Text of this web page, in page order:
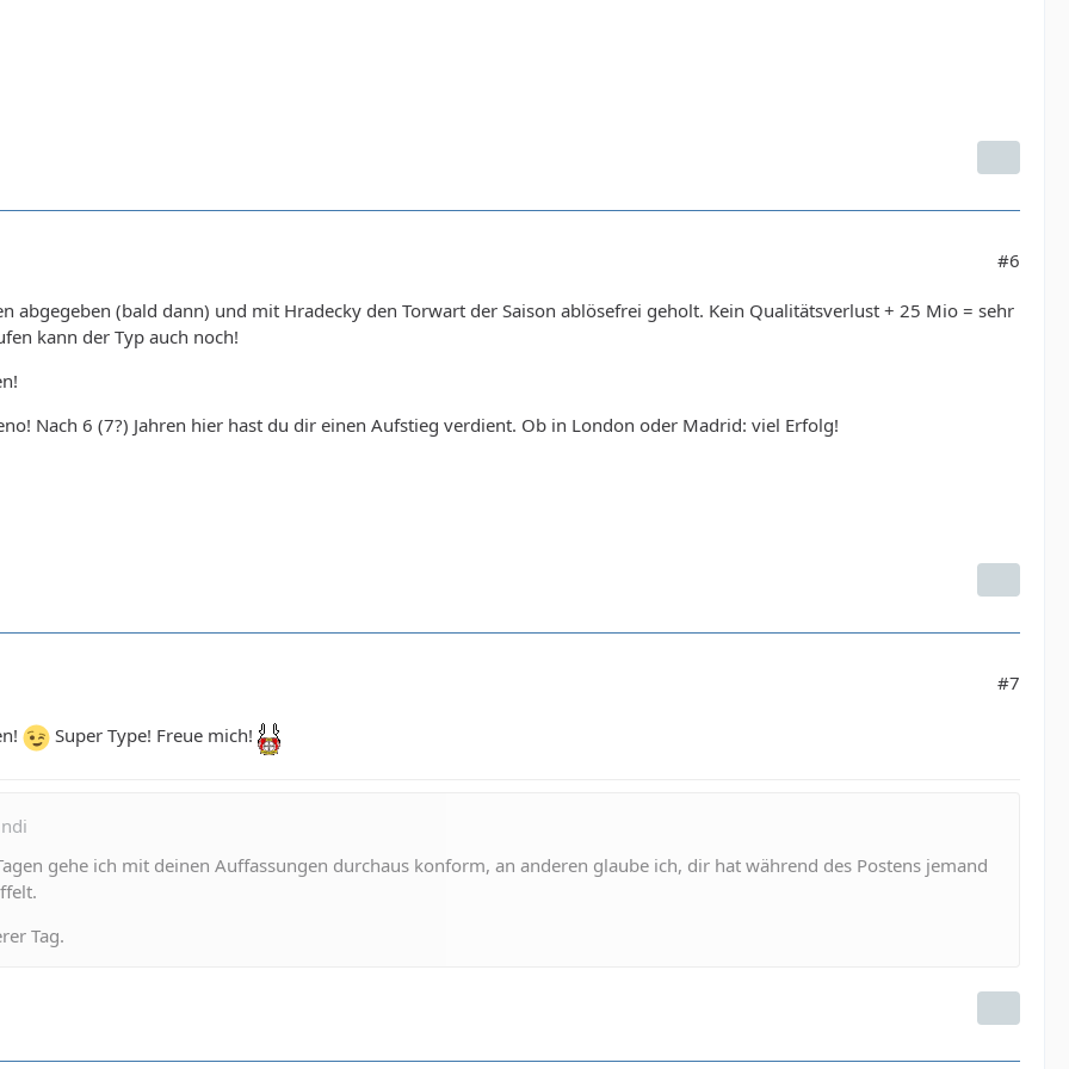
#6
abgegeben (bald dann) und mit Hradecky den Torwart der Saison ablösefrei geholt. Kein Qualitätsverlust + 25 Mio = sehr
kann der Typ auch noch!
Nach 6 (7?) Jahren hier hast du dir einen Aufstieg verdient. Ob in London oder Madrid: viel Erfolg!
#7
Super Type! Freue mich!
gehe ich mit deinen Auffassungen durchaus konform, an anderen glaube ich, dir hat während des Postens jemand
Tag.